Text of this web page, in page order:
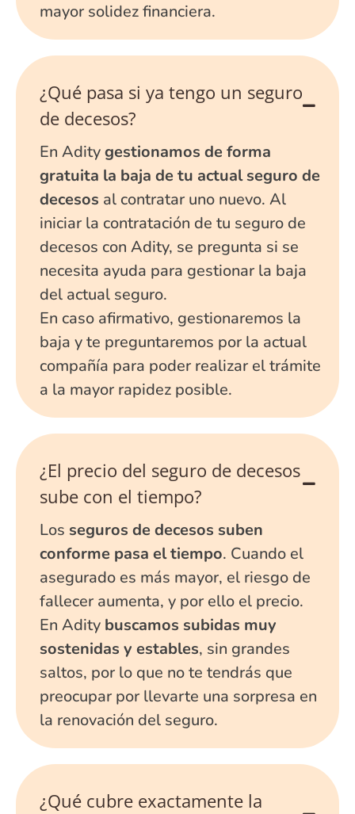
mayor solidez financiera.
¿Qué pasa si ya tengo un seguro
de decesos?
En Aditygestionamos de forma
gratuita la baja de tu actual seguro de
decesos al contratar uno nuevo. Al
iniciar la contratación de tu seguro de
decesos con Adity, se pregunta si se
necesita ayuda para gestionar la baja
del actual seguro.
En caso afirmativo, gestionaremos la
baja y te preguntaremos por la actual
compañía para poder realizar el trámite
a la mayor rapidez posible.
¿El precio del seguro de decesos
sube con el tiempo?
Los seguros de decesos suben
conforme pasa el tiempo. Cuando el
asegurado es más mayor, el riesgo de
fallecer aumenta, y por ello el precio.
En Adity buscamos subidas muy
sostenidas y estables, sin grandes
saltos, por lo que no te tendrás que
preocupar por llevarte una sorpresa en
la renovación del seguro.
¿Qué cubre exactamente la